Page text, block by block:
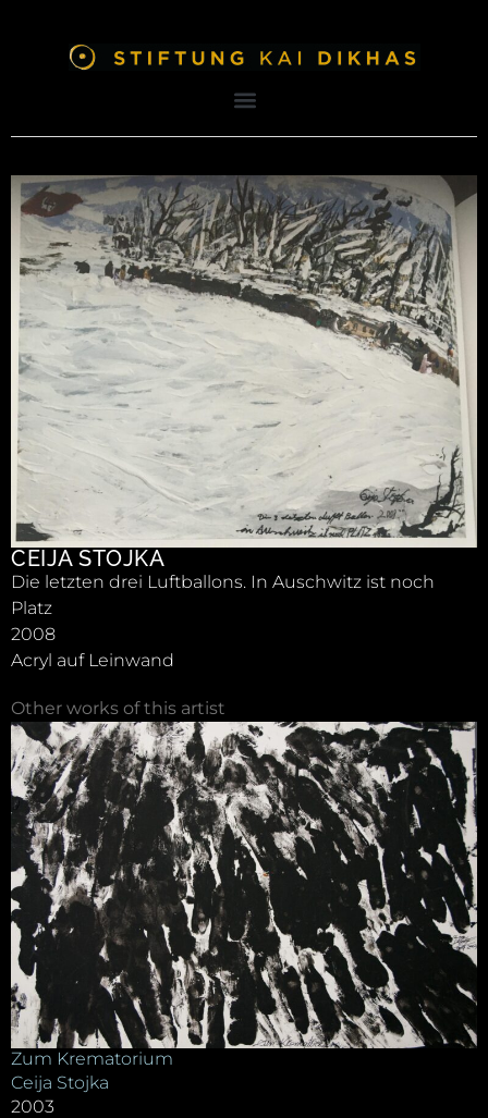
CEIJA STOJKA
Die letzten drei Luftballons. In Auschwitz ist noch
Platz
2008
Acryl auf Leinwand
Other works of this artist
Zum Krematorium
Ceija Stojka
2003